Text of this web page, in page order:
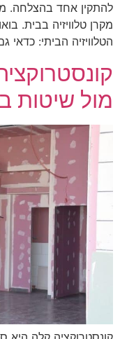
להתקין אחד בהצלחה.
מקרן טלוויזיה בבית.
הטלוויזיה הביתי:
מול שיטות